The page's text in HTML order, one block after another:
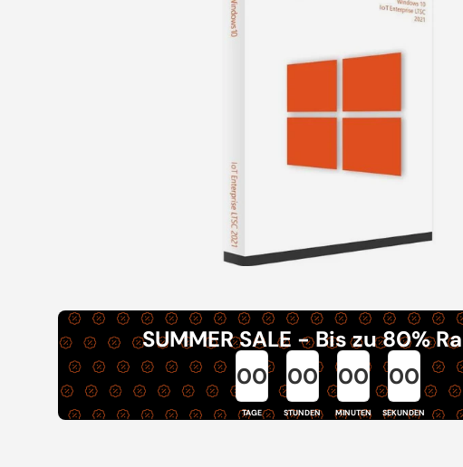
SUMMER SALE - Bis zu 80%
00
TAGE
00
STUNDEN
00
MINUTEN
00
SEKUNDEN